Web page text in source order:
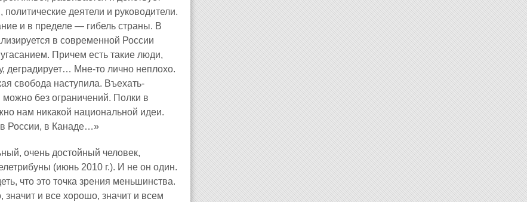
деятели и руководители.
и в пределе — гибель страны. В
в современной России
Причем есть такие люди,
деградирует… Мне-то лично неплохо.
свобода наступила. Въехать-
без ограничений. Полки в
нам никакой национальной идеи.
России, в Канаде…»
очень достойный человек,
(июнь 2010 г.). И не он один.
что это точка зрения меньшинства.
и все хорошо, значит и всем